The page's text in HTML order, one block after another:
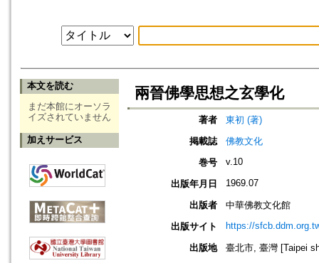
本文を読む
まだ本館にオーソラ
イズされていません
加えサービス
兩晉佛學思想之玄學化
著者
東初 (著)
掲載誌
佛教文化
巻号
v.10
出版年月日 1969.07
出版者
中華佛教文化館
出版サイト
https://
出版地
臺北市, 臺灣 [Taipei